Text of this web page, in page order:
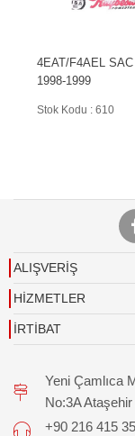
4EAT/F4AEL SAC
1998-1999
Stok Kodu : 610
ALIŞVERİŞ
HİZMETLER
İRTİBAT
Yeni Çamlıca
No:3A Ataşehir
+90 216 415